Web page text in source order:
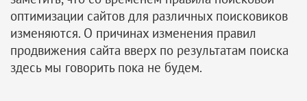
оптимизации сайтов для различных поисковиков
изменяются. О причинах изменения правил
продвижения сайта вверх по результатам поиска
здесь мы говорить пока не будем.